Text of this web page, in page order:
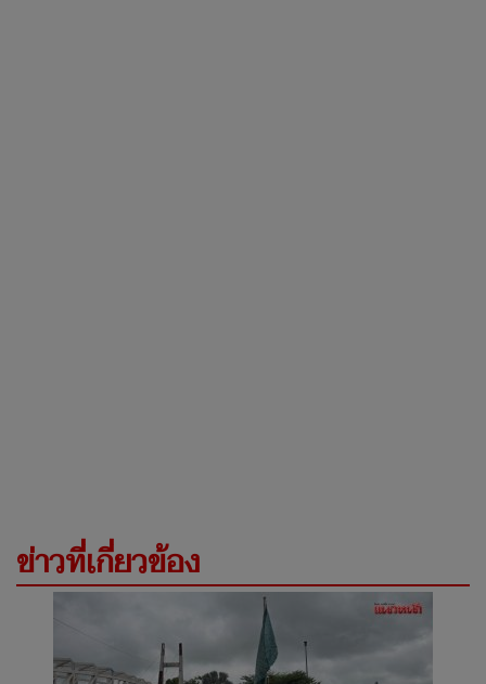
ข่าวที่เกี่ยวข้อง